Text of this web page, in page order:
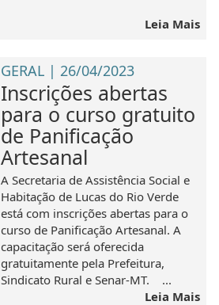
Leia Mais
GERAL | 26/04/2023
Inscrições abertas
para o curso gratuito
de Panificação
Artesanal
A Secretaria de Assistência Social e
Habitação de Lucas do Rio Verde
está com inscrições abertas para o
curso de Panificação Artesanal. A
capacitação será oferecida
gratuitamente pela Prefeitura,
Sindicato Rural e Senar-MT. ...
Leia Mais